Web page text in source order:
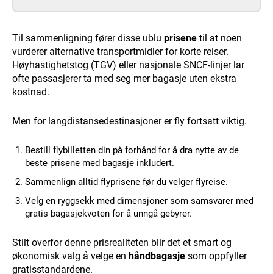
Til sammenligning fører disse ublu prisene til at noen
vurderer alternative transportmidler for korte reiser.
Høyhastighetstog (TGV) eller nasjonale SNCF-linjer lar
ofte passasjerer ta med seg mer bagasje uten ekstra
kostnad.
Men for langdistansedestinasjoner er fly fortsatt viktig.
Bestill flybilletten din på forhånd for å dra nytte av de
beste prisene med bagasje inkludert.
Sammenlign alltid flyprisene før du velger flyreise.
Velg en ryggsekk med dimensjoner som samsvarer med
gratis bagasjekvoten for å unngå gebyrer.
Stilt overfor denne prisrealiteten blir det et smart og
økonomisk valg å velge en håndbagasje som oppfyller
gratisstandardene.